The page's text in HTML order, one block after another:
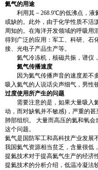
氦气的用途
利用其－268.9℃的低沸点，液氦
或缺的。此外，由于化学性质不活
周知的。在海洋开发领域的呼吸用
得到广泛的应用：军工、科研、石
接、光电子产品生产等。
氦气冷冻机，核磁共振，谱仪
氦气传播速度
因为氦气传播声音的速度差不
吸入氦气的人说话尖声细气，男性
过度使用所产生的问题
需要注意的是，如果大量吸入氦
动，而对缺氧并不敏感)，严重的
肺部组织。 大量而高压的氦和氧会
这个问题。
氦气是国防军工和高科技产业发展
我国氦气资源相当贫乏，含量很低
提氦技术对于提高氦气生产的经济
提氦技术的分析介绍，低温冷凝法